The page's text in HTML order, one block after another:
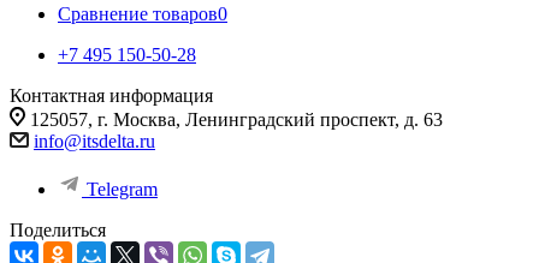
Сравнение товаров0
+7 495 150-50-28
Контактная информация
125057, г. Москва, Ленинградский проспект, д. 63
info@itsdelta.ru
Telegram
Поделиться